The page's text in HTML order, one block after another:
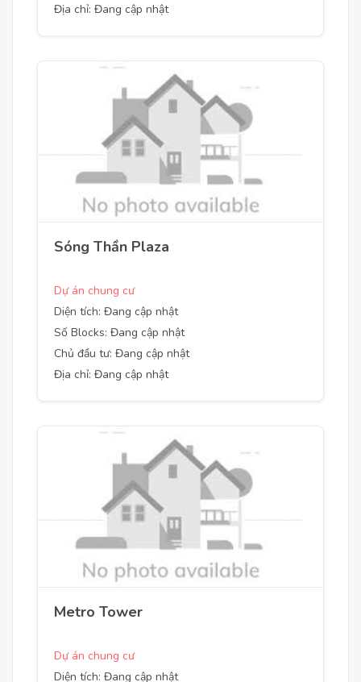
Địa chỉ: Đang cập nhật
Sóng Thần Plaza
Dự án chung cư
Diện tích: Đang cập nhật
Số Blocks: Đang cập nhật
Chủ đầu tư: Đang cập nhật
Địa chỉ: Đang cập nhật
Metro Tower
Dự án chung cư
Diện tích: Đang cập nhật